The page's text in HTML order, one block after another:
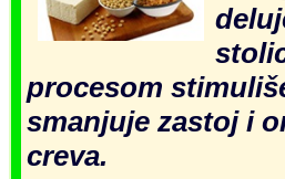
procesom
smanjuje zastoj i
creva.